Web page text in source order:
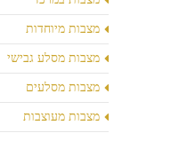
מצבות מיוחדות
מצבות מסלע גבישי
מצבות מסלעים
מצבות מעוצבות